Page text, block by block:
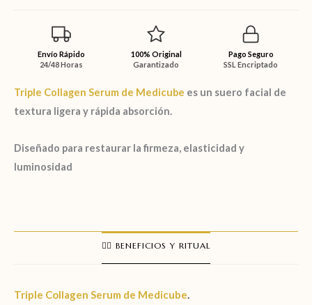
Envío Rápido
24/48 Horas
100% Original
Garantizado
Pago Seguro
SSL Encriptado
Triple Collagen Serum de Medicube es un suero facial de
textura ligera y rápida absorción.
Diseñado para restaurar la firmeza, elasticidad y
luminosidad
🧖‍♀️ BENEFICIOS Y RITUAL
Triple Collagen Serum de Medicube.